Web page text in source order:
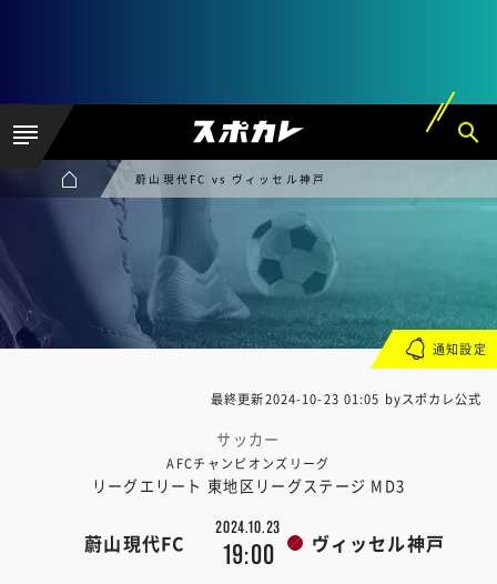
蔚山現代FC vs ヴィッセル神戸
最終更新2024-10-23 01:05 byスポカレ公式
サッカー
AFCチャンピオンズリーグ
リーグエリート 東地区リーグステージ MD3
蔚山現代FC
2024.10.23
19:00 ヴィッセル神戸
通知設定